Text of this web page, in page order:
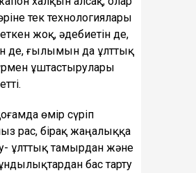
тек технологиялары
жоқ, әдебиетін де,
де, ғылымын да ұлттық
ұштастырулары
өмір сүріп
рас, бірақ жаңалыққа
ұлттық тамырдан және
бас тарту